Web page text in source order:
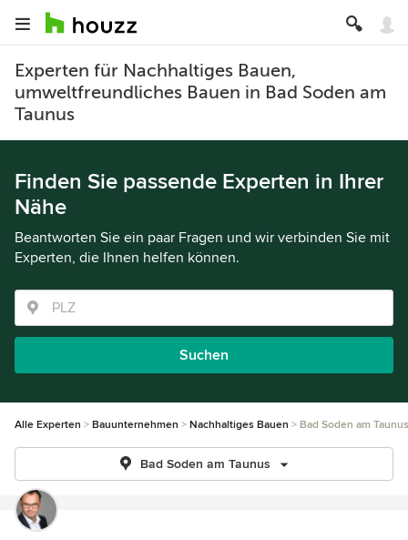
Experten für Nachhaltiges Bauen,
umweltfreundliches Bauen in Bad Soden am
Taunus
Finden Sie passende Experten in Ihrer
Nähe
Beantworten Sie ein paar Fragen und wir verbinden Sie mit
Experten, die Ihnen helfen können.
Suchen
Alle Experten Bauunternehmen Nachhaltiges Bauen Bad Soden am Taunus
Bad Soden am Taunus